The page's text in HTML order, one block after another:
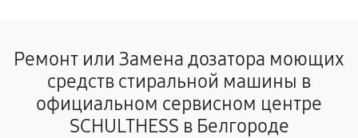
Ремонт или Замена дозатора моющих
средств стиральной машины в
официальном сервисном центре
SCHULTHESS в Белгороде